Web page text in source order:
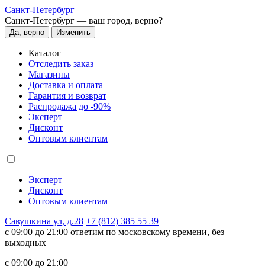
Санкт-Петербург
Санкт-Петербург — ваш город, верно?
Да, верно Изменить
Каталог
Отследить заказ
Магазины
Доставка и оплата
Гарантия и возврат
Распродажа до -90%
Эксперт
Дисконт
Оптовым клиентам
Эксперт
Дисконт
Оптовым клиентам
Савушкина ул, д.28 +7 (812) 385 55 39
c 09:00 до 21:00 ответим по московскому времени, без
выходных
c 09:00 до 21:00